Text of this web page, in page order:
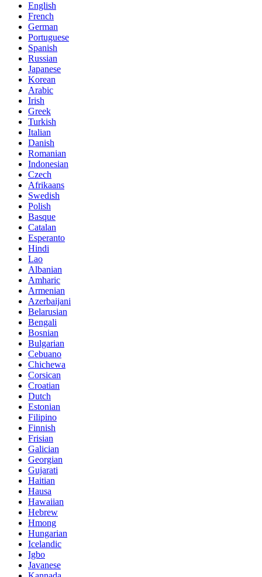
English
French
German
Portuguese
Spanish
Russian
Japanese
Korean
Arabic
Irish
Greek
Turkish
Italian
Danish
Romanian
Indonesian
Czech
Afrikaans
Swedish
Polish
Basque
Catalan
Esperanto
Hindi
Lao
Albanian
Amharic
Armenian
Azerbaijani
Belarusian
Bengali
Bosnian
Bulgarian
Cebuano
Chichewa
Corsican
Croatian
Dutch
Estonian
Filipino
Finnish
Frisian
Galician
Georgian
Gujarati
Haitian
Hausa
Hawaiian
Hebrew
Hmong
Hungarian
Icelandic
Igbo
Javanese